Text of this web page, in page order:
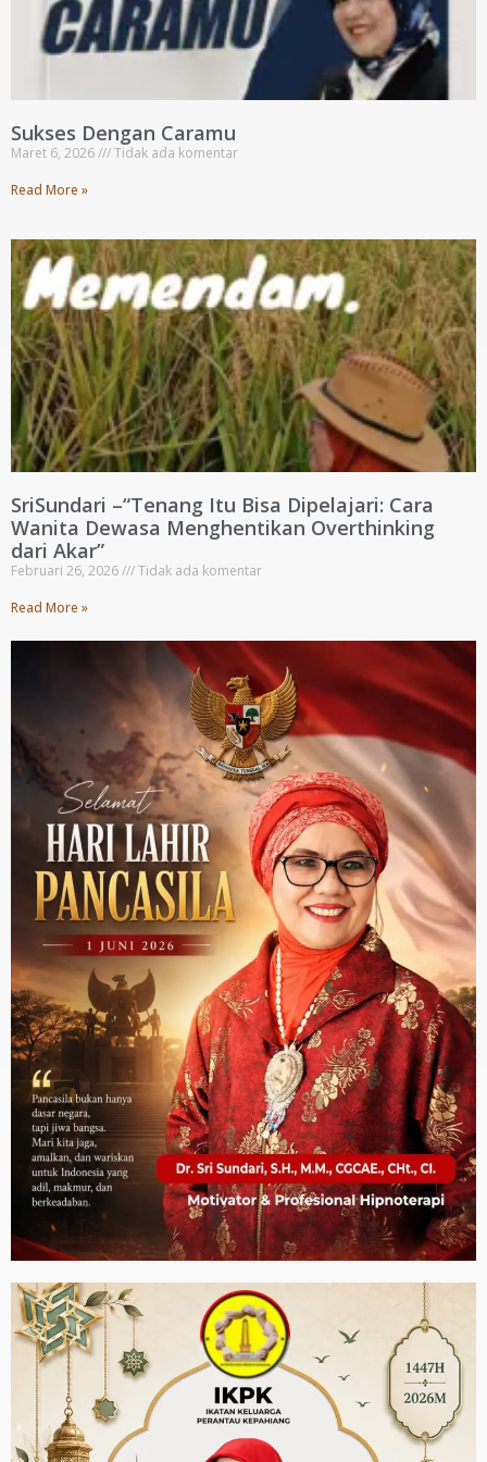
Sukses Dengan Caramu
Maret 6, 2026
Tidak ada komentar
Read More »
SriSundari –“Tenang Itu Bisa Dipelajari: Cara
Wanita Dewasa Menghentikan Overthinking
dari Akar”
Februari 26, 2026
Tidak ada komentar
Read More »